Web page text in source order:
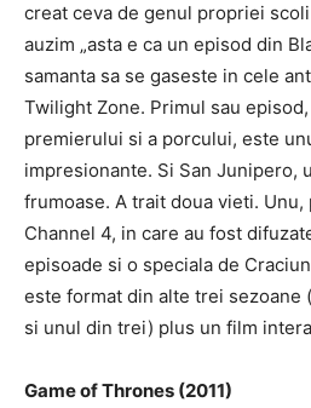
creat ceva de genul propriei
auzim „asta e ca un episod din
samanta sa se gaseste in cele
Twilight Zone. Primul sau
premierului si a porcului, este
impresionante. Si San Junipero,
frumoase. A trait doua vieti. Unu,
Channel 4, in care au fost
episoade si o speciala de
este format din alte trei sezoane
si unul din trei) plus un film
Game of Thrones (2011)